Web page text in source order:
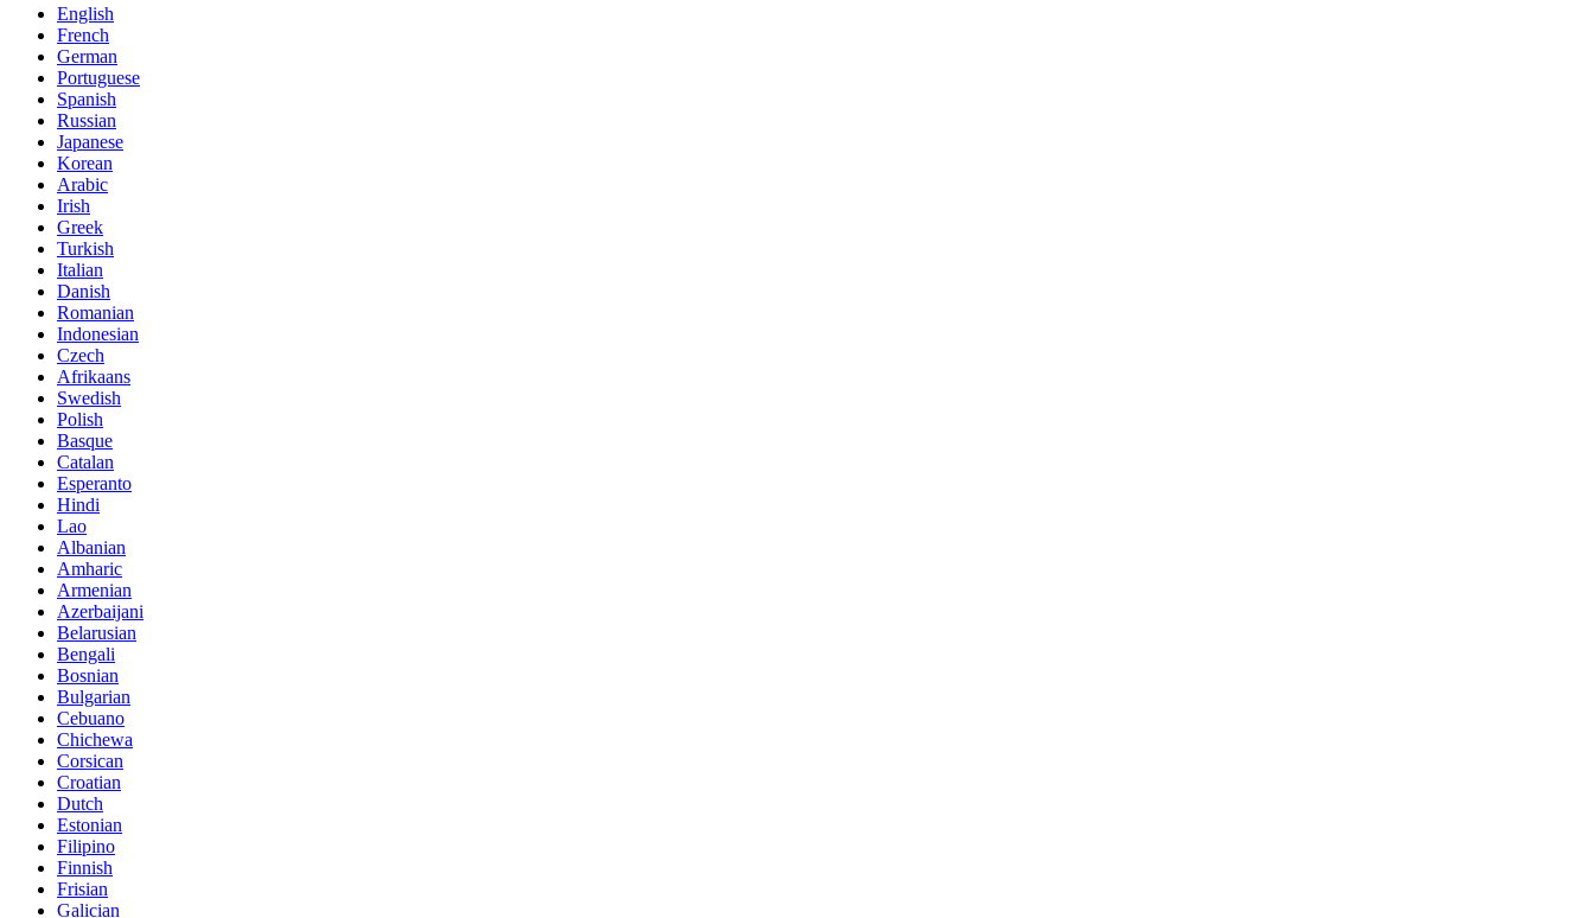
English
French
German
Portuguese
Spanish
Russian
Japanese
Korean
Arabic
Irish
Greek
Turkish
Italian
Danish
Romanian
Indonesian
Czech
Afrikaans
Swedish
Polish
Basque
Catalan
Esperanto
Hindi
Lao
Albanian
Amharic
Armenian
Azerbaijani
Belarusian
Bengali
Bosnian
Bulgarian
Cebuano
Chichewa
Corsican
Croatian
Dutch
Estonian
Filipino
Finnish
Frisian
Galician